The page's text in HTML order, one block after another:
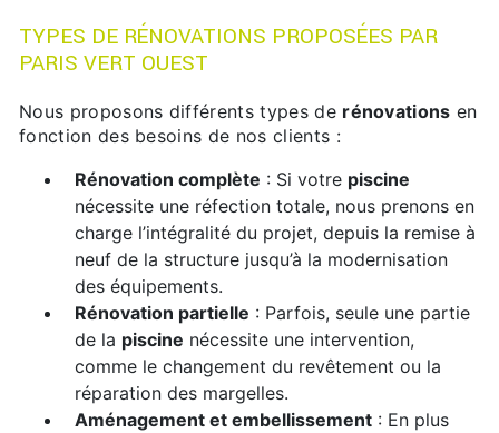
TYPES DE RÉNOVATIONS PROPOSÉES PAR
PARIS VERT OUEST
Nous proposons différents types de rénovations en
fonction des besoins de nos clients :
Rénovation complète : Si votre piscine
nécessite une réfection totale, nous prenons en
charge l’intégralité du projet, depuis la remise à
neuf de la structure jusqu’à la modernisation
des équipements.
Rénovation partielle : Parfois, seule une partie
de la piscine nécessite une intervention,
comme le changement du revêtement ou la
réparation des margelles.
Aménagement et embellissement : En plus